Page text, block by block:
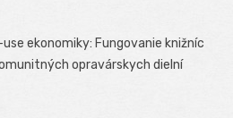
use ekonomiky: Fungovanie knižníc
opravárskych dielní